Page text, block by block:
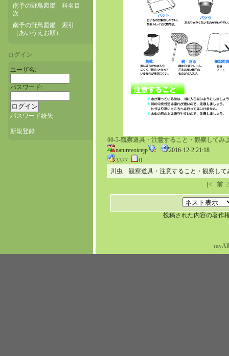
南予の野鳥図鑑 科名目
次
南予の野鳥図鑑 索引
（あいうえお順）
ログイン
ユーザ名:
パスワード:
パスワード紛失
新規登録
00-5-観察道具・注意すること・観察してみ
naturevoicejp
2016-12-2 21:18
3377
0
川虫 観察道具・注意すること・観察して
[<
前 2
投稿された内容の著作